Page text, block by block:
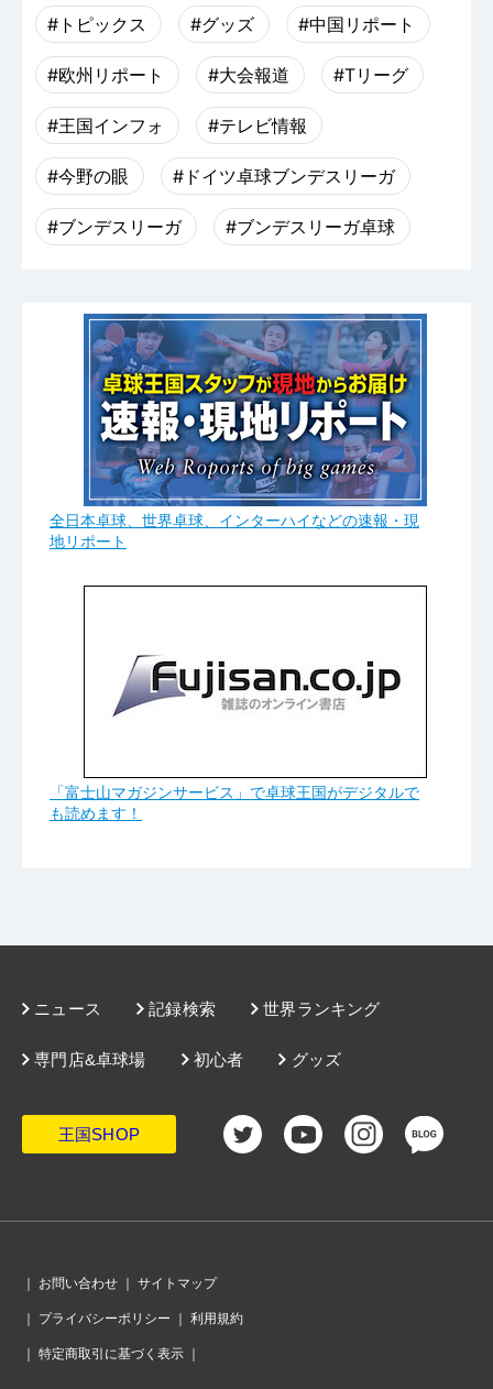
#トピックス #グッズ #中国リポート
#欧州リポート #大会報道 #Tリーグ
#王国インフォ #テレビ情報
#今野の眼 #ドイツ卓球ブンデスリーガ
#ブンデスリーガ #ブンデスリーガ卓球
全日本卓球、世界卓球、インターハイなどの速報・現
地リポート
「富士山マガジンサービス」で卓球王国がデジタルで
も読めます！
ニュース 記録検索 世界ランキング
グッズ
専門店&卓球場 初心者
王国SHOP
｜ お問い合わせ ｜ サイトマップ
｜ プライバシーポリシー ｜ 利用規約
｜ 特定商取引に基づく表示 ｜